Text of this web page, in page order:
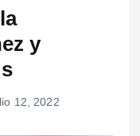
y
12, 2022